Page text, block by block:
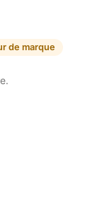
de marque